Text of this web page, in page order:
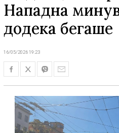
Нападна
додека бегаше
16/05/2026 19:23